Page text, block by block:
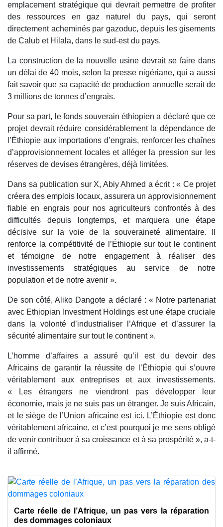
emplacement stratégique qui devrait permettre de profiter
des ressources en gaz naturel du pays, qui seront
directement acheminés par gazoduc, depuis les gisements
de Calub et Hilala, dans le sud-est du pays.
La construction de la nouvelle usine devrait se faire dans
un délai de 40 mois, selon la presse nigériane, qui a aussi
fait savoir que sa capacité de production annuelle serait de
3 millions de tonnes d’engrais.
Pour sa part, le fonds souverain éthiopien a déclaré que ce
projet devrait réduire considérablement la dépendance de
l’Éthiopie aux importations d’engrais, renforcer les chaînes
d’approvisionnement locales et alléger la pression sur les
réserves de devises étrangères, déjà limitées.
Dans sa publication sur X, Abiy Ahmed a écrit : « Ce projet
créera des emplois locaux, assurera un approvisionnement
fiable en engrais pour nos agriculteurs confrontés à des
difficultés depuis longtemps, et marquera une étape
décisive sur la voie de la souveraineté alimentaire. Il
renforce la compétitivité de l’Éthiopie sur tout le continent
et témoigne de notre engagement à réaliser des
investissements stratégiques au service de notre
population et de notre avenir ».
De son côté, Aliko Dangote a déclaré : « Notre partenariat
avec Ethiopian Investment Holdings est une étape cruciale
dans la volonté d’industrialiser l’Afrique et d’assurer la
sécurité alimentaire sur tout le continent ».
L’homme d’affaires a assuré qu’il est du devoir des
Africains de garantir la réussite de l’Éthiopie qui s’ouvre
véritablement aux entreprises et aux investissements.
« Les étrangers ne viendront pas développer leur
économie, mais je ne suis pas un étranger. Je suis Africain,
et le siège de l’Union africaine est ici. L’Éthiopie est donc
véritablement africaine, et c’est pourquoi je me sens obligé
de venir contribuer à sa croissance et à sa prospérité », a-t-
il affirmé.
Carte réelle de l’Afrique, un pas vers la réparation
des dommages coloniaux